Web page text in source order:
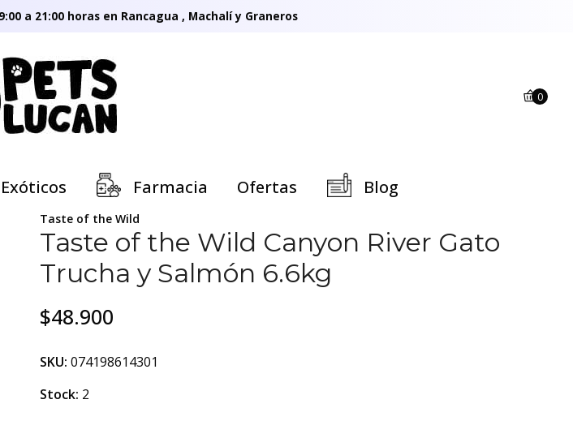
a 21:00 horas en Rancagua , Machalí y Graneros
0
Farmacia Ofertas Blog
Taste of the Wild
Taste of the Wild Canyon River Gato
Trucha y Salmón 6.6kg
$48.900
SKU: 074198614301
Stock: 2